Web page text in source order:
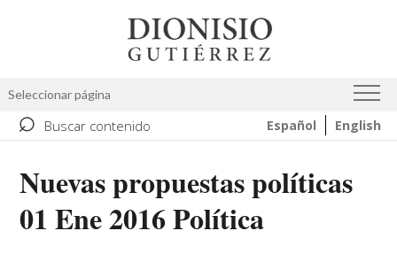
Seleccionar página
⌕ Buscar contenido Español English
Nuevas propuestas políticas
01 Ene 2016 Política